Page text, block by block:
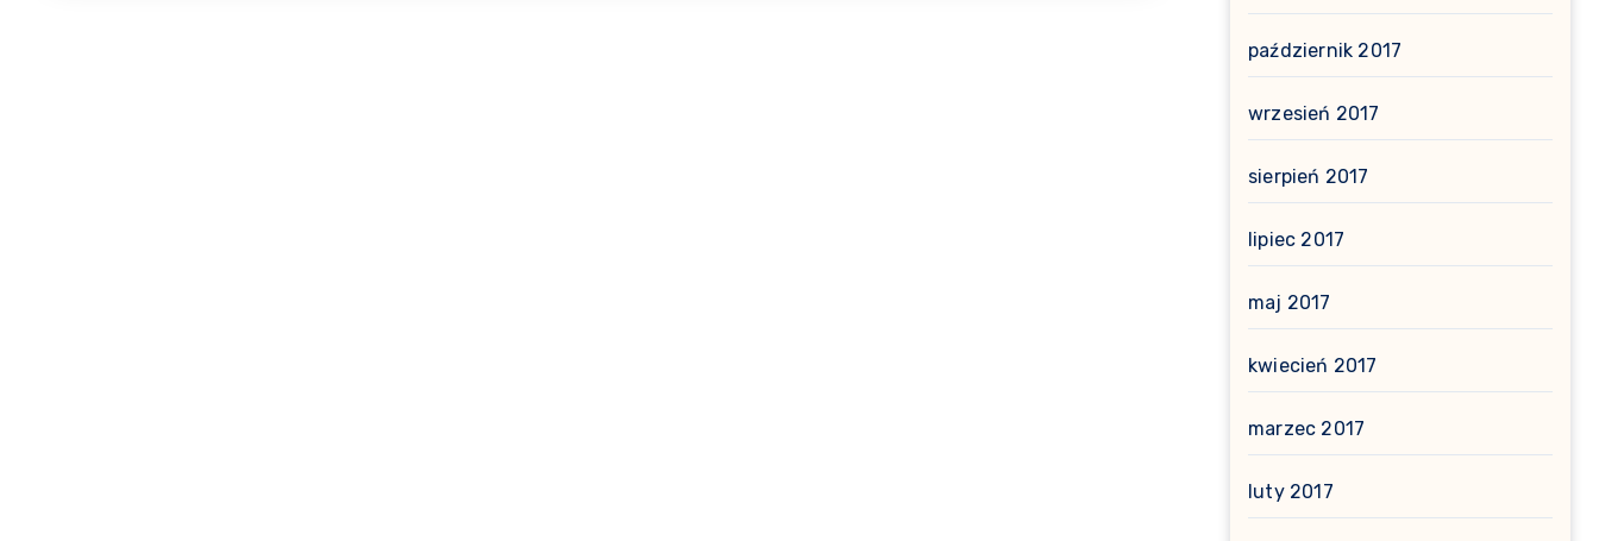
październik 2017
wrzesień 2017
sierpień 2017
lipiec 2017
maj 2017
kwiecień 2017
marzec 2017
luty 2017